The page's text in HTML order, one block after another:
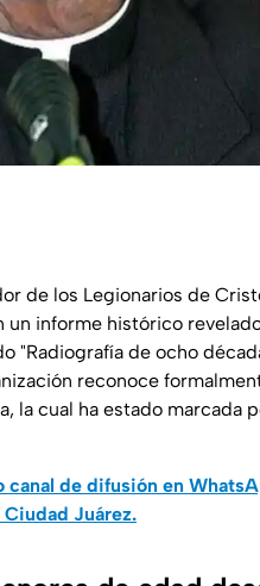
de los Legionarios de
informe histórico
de ocho
reconoce
la cual ha estado marcada
canal de difusión en
Juárez.